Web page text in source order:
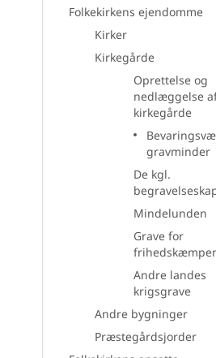
Folkekirkens ejendomme
Kirker
Kirkegårde
Oprettelse og
nedlæggelse
kirkegårde
gravminder
De kgl.
Mindelunden
Grave for
Andre landes
krigsgrave
Andre bygninger
Præstegårdsjorder